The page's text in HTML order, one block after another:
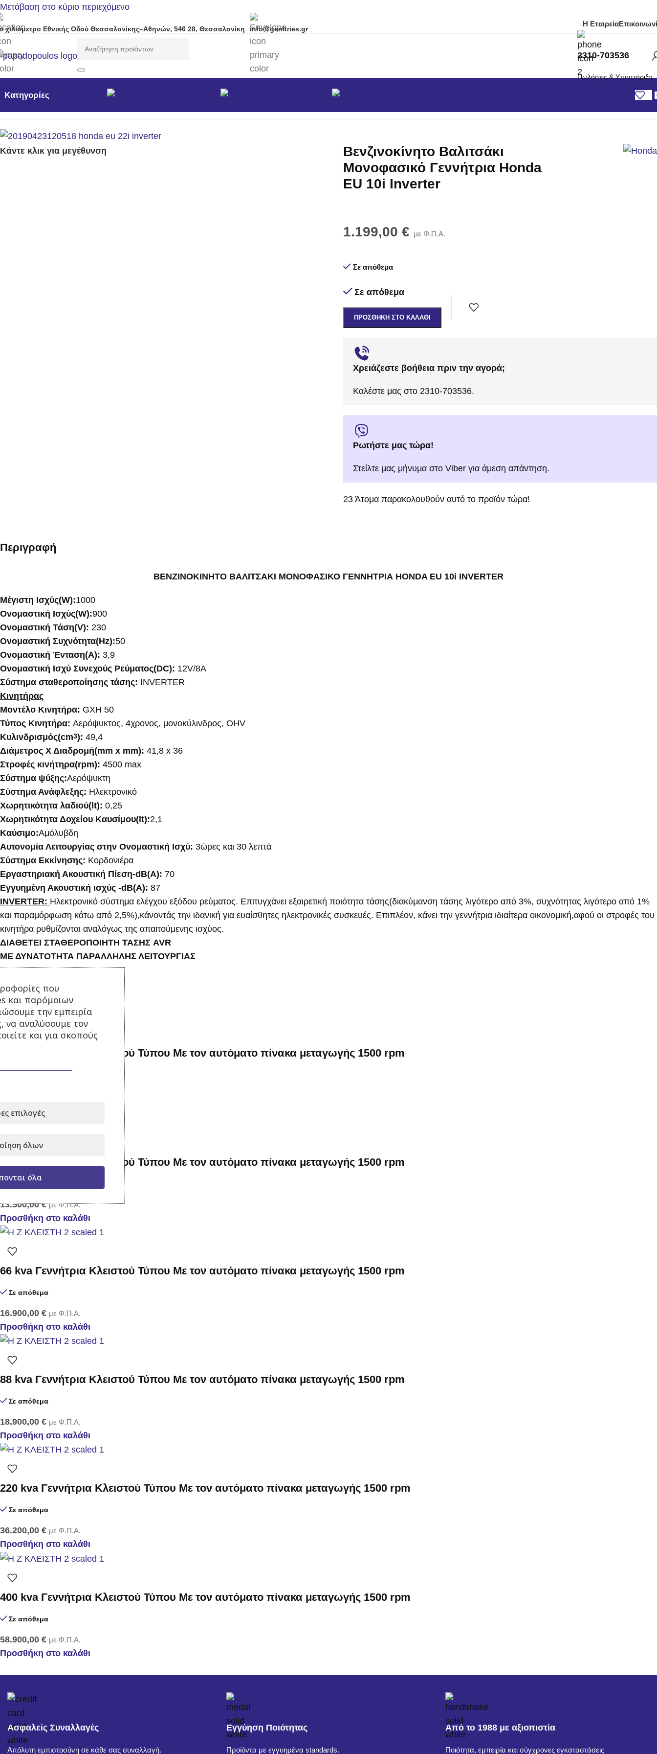
Μετάβαση στο κύριο περιεχόμενο
χιλιόμετρο Εθνικής Οδού Θεσσαλονίκης–Αθηνών, 546 28, Θεσσαλονίκη info@genitries.gr
Η Εταιρεία
2310-703536
Πωλήσεις & Υποστήριξη
Κατηγορίες
Κάντε κλικ για μεγέθυνση
Βενζινοκίνητο Βαλιτσάκι
Μονοφασικό Γεννήτρια Honda
EU 10i Inverter
1.199,00 € με Φ.Π.Α.
Σε απόθεμα
Σε απόθεμα
ΠΡΟΣΘΉΚΗ ΣΤΟ ΚΑΛΆΘΙ
Χρειάζεστε βοήθεια πριν την αγορά;
Καλέστε μας στο 2310-703536.
Ρωτήστε μας τώρα!
Στείλτε μας μήνυμα στο Viber για άμεση απάντηση.
23 Άτομα παρακολουθούν αυτό το προϊόν τώρα!
Περιγραφή
ΒΕΝΖΙΝΟΚΙΝΗΤΟ ΒΑΛΙΤΣΑΚΙ ΜΟΝΟΦΑΣΙΚΟ ΓΕΝΝΗΤΡΙΑ HONDA EU 10i INVERTER
Μέγιστη Ισχύς(W):1000
Ονομαστική Ισχύς(W):900
Ονομαστική Τάση(V): 230
Ονομαστική Συχνότητα(Hz):50
Ονομαστική Ένταση(Α): 3,9
Ονομαστική Ισχύ Συνεχούς Ρεύματος(DC): 12V/8A
Σύστημα σταθεροποίησης τάσης: INVERTER
Κινητήρας
Μοντέλο Κινητήρα: GXH 50
Τύπος Κινητήρα: Αερόψυκτος, 4χρονος, μονοκύλινδρος, OHV
Κυλινδρισμός(cm3): 49,4
Διάμετρος Χ Διαδρομή(mm x mm): 41,8 x 36
Στροφές κινήτηρα(rpm): 4500 max
Σύστημα ψύξης:Αερόψυκτη
Σύστημα Ανάφλεξης: Ηλεκτρονικό
Χωρητικότητα λαδιού(lt): 0,25
Χωρητικότητα Δοχείου Καυσίμου(lt):2,1
Καύσιμο:Αμόλυβδη
Αυτονομία Λειτουργίας στην Ονομαστική Ισχύ: 3ώρες και 30 λεπτά
Σύστημα Εκκίνησης: Κορδονιέρα
Εργαστηριακή Ακουστική Πίεση-dB(A): 70
Εγγυημένη Ακουστική ισχύς -dB(A): 87
INVERTER: Ηλεκτρονικό σύστημα ελέγχου εξόδου ρεύματος. Επιτυγχάνει εξαιρετική ποιότητα τάσης(διακύμανση τάσης λιγότερο από 3%, συχνότητας λιγότερο από 1%
και παραμόρφωση κάτω από 2,5%),κάνοντάς την ιδανική για ευαίσθητες ηλεκτρονικές συσκευές. Επιπλέον, κάνει την γεννήτρια ιδιαίτερα οικονομική,αφού οι στροφές του
κινητήρα ρυθμίζονται αναλόγως της απαιτούμενης ισχύος.
ΔΙΑΘΕΤΕΙ ΣΤΑΘΕΡΟΠΟΙΗΤΗ ΤΑΣΗΣ AVR
ΜΕ ΔΥΝΑΤΟΤΗΤΑ ΠΑΡΑΛΛΗΛΗΣ ΛΕΙΤΟΥΡΓΙΑΣ
Σχετικά Προϊόντα
22 kva Γεννήτρια Κλειστού Τύπου Με τον αυτόματο πίνακα μεταγωγής 1500 rpm
Προσθήκη στο καλάθι
33 kva Γεννήτρια Κλειστού Τύπου Με τον αυτόματο πίνακα μεταγωγής 1500 rpm
13.500,00€ με Φ.Π.Α.
Προσθήκη στο καλάθι
66 kva Γεννήτρια Κλειστού Τύπου Με τον αυτόματο πίνακα μεταγωγής 1500 rpm
Σε απόθεμα
16.900,00 € με Φ.Π.Α.
Προσθήκη στο καλάθι
88 kva Γεννήτρια Κλειστού Τύπου Με τον αυτόματο πίνακα μεταγωγής 1500 rpm
Σε απόθεμα
18.900,00 € με Φ.Π.Α.
Προσθήκη στο καλάθι
220 kva Γεννήτρια Κλειστού Τύπου Με τον αυτόματο πίνακα μεταγωγής 1500 rpm
Σε απόθεμα
36.200,00 € με Φ.Π.Α.
Προσθήκη στο καλάθι
400 kva Γεννήτρια Κλειστού Τύπου Με τον αυτόματο πίνακα μεταγωγής 1500 rpm
Σε απόθεμα
58.900,00 € με Φ.Π.Α.
Προσθήκη στο καλάθι
Ασφαλείς Συναλλαγές
Απόλυτη εμπιστοσύνη σε κάθε σας συναλλαγή.
Εγγύηση Ποιότητας
Προϊόντα με εγγυημένα standards.
Από το 1988 με αξιοπιστία
Ποιότητα, εμπειρία και σύγχρονες εγκαταστάσεις
που
και παρόμοιων
την εμπειρία
να αναλύσουμε τον
και για σκοπούς
επιλογές
όλων
όλα